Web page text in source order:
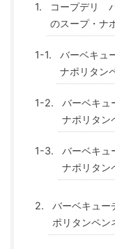
コープデリ
のスープ・ナ
バーベキュ
ナポリタン
バーベキュ
ナポリタン
バーベキュ
ナポリタン
バーベキュー
ポリタンペン